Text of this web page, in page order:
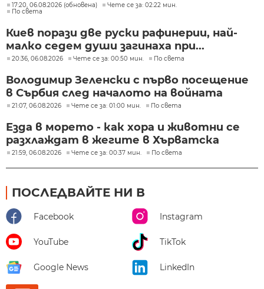
17:20, 06.08.2026 (обновена)
Чете се за: 02:22 мин.
По света
Киев порази две руски рафинерии, най-
малко седем души загинаха при...
20:36, 06.08.2026 Чете се за: 00:50 мин. По света
Володимир Зеленски с първо посещение
в Сърбия след началото на войната
21:07, 06.08.2026 Чете се за: 01:00 мин. По света
Езда в морето - как хора и животни се
разхлаждат в жегите в Хърватска
21:59, 06.08.2026 Чете се за: 00:37 мин. По света
ПОСЛЕДВАЙТЕ НИ В
Facebook Instagram
YouTube TikTok
Google News LinkedIn